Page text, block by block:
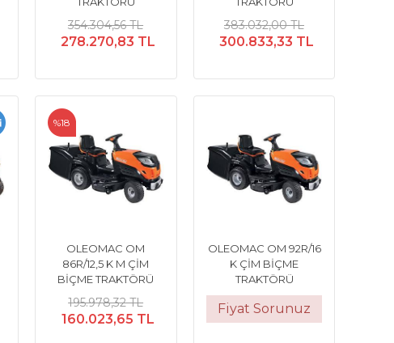
354.304,56 TL
278.270,83 TL
383.032,00 TL
300.833,33 TL
OLEOMAC OM
86R/12,5 K M ÇİM
BİÇME TRAKTÖRÜ
195.978,32 TL
160.023,65 TL
%18
OLEOMAC OM 92R/16
K ÇİM BİÇME
TRAKTÖRÜ
Fiyat Sorunuz